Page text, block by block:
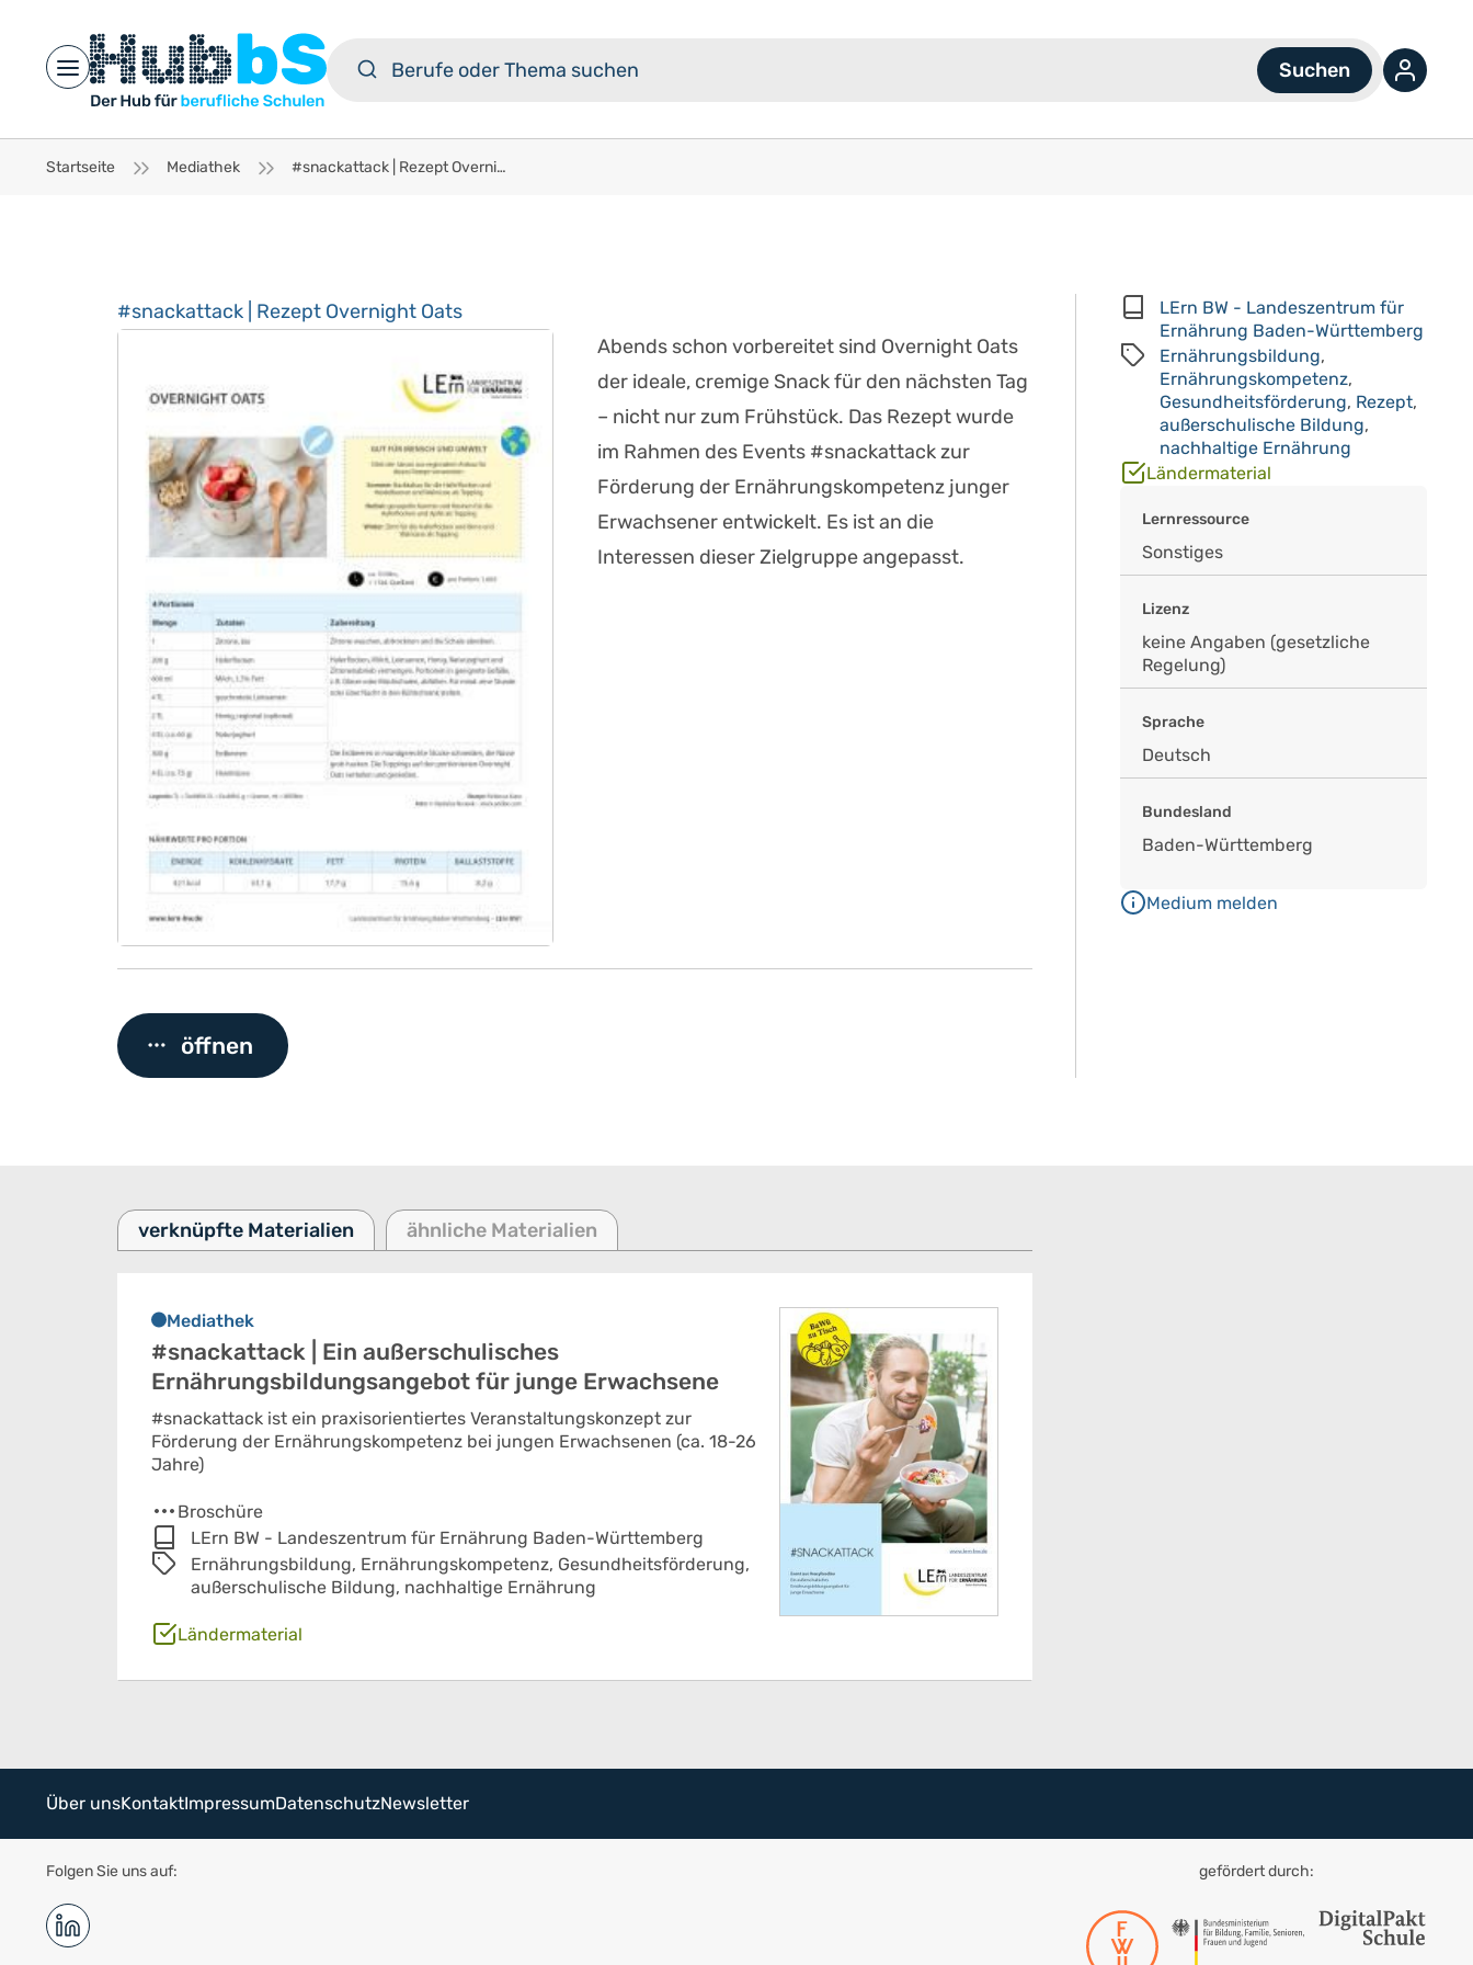
Open main menu
Startseite Mediathek #snackattack | Rezept Overnight Oats
#snackattack | Rezept Overnight Oats
Abends schon vorbereitet sind Overnight Oats
der ideale, cremige Snack für den nächsten Tag
– nicht nur zum Frühstück. Das Rezept wurde
im Rahmen des Events #snackattack zur
Förderung der Ernährungskompetenz junger
Erwachsener entwickelt. Es ist an die
Interessen dieser Zielgruppe angepasst.
öffnen
LErn BW - Landeszentrum für
Ernährung Baden-Württemberg
Ernährungsbildung,
Ernährungskompetenz,
Gesundheitsförderung, Rezept,
außerschulische Bildung,
nachhaltige Ernährung
Ländermaterial
Lernressource
Sonstiges
Lizenz
keine Angaben (gesetzliche
Regelung)
Sprache
Deutsch
Bundesland
Baden-Württemberg
Medium melden
verknüpfte Materialien ähnliche Materialien
Mediathek
#snackattack | Ein außerschulisches
Ernährungsbildungsangebot für junge Erwachsene
#snackattack ist ein praxisorientiertes Veranstaltungskonzept zur
Förderung der Ernährungskompetenz bei jungen Erwachsenen (ca. 18-26
Jahre)
Broschüre
LErn BW - Landeszentrum für Ernährung Baden-Württemberg
Ernährungsbildung, Ernährungskompetenz, Gesundheitsförderung,
außerschulische Bildung, nachhaltige Ernährung
Ländermaterial
Über unsKontaktImpressumDatenschutzNewsletter
Folgen Sie uns auf: gefördert durch: